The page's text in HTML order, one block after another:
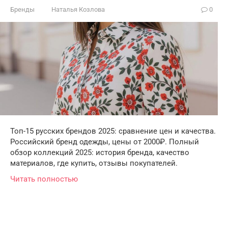
Бренды Наталья Козлова 0
Топ-15 русских брендов 2025: сравнение цен и качества.
Российский бренд одежды, цены от 2000₽. Полный
обзор коллекций 2025: история бренда, качество
материалов, где купить, отзывы покупателей.
Читать полностью